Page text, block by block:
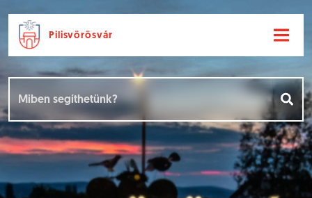
Ugrás a fő tartalomhoz
Pilisvörösvár
Hírek [
Események []
Dokumentumok [